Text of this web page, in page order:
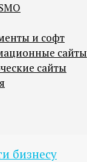
и софт
сайты
сайты
бизнесу